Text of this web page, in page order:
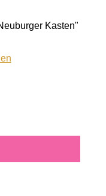
Kasten"